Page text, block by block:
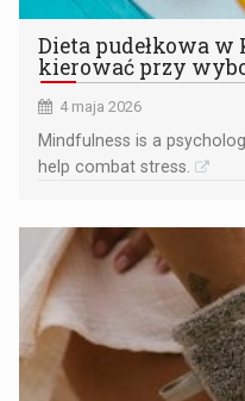
Dieta pudełkowa
kierować przy
4 maja 2026
Mindfulness is a
help combat stress.